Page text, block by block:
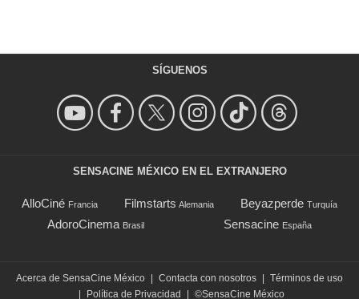
SÍGUENOS
SENSACINE MÉXICO EN EL EXTRANJERO
AlloCiné Francia Filmstarts Alemania Beyazperde Turquía
AdoroCinema Brasil Sensacine España
Acerca de SensaCine México Contacta con nosotros
Términos de uso
Política de Privacidad ©SensaCine México